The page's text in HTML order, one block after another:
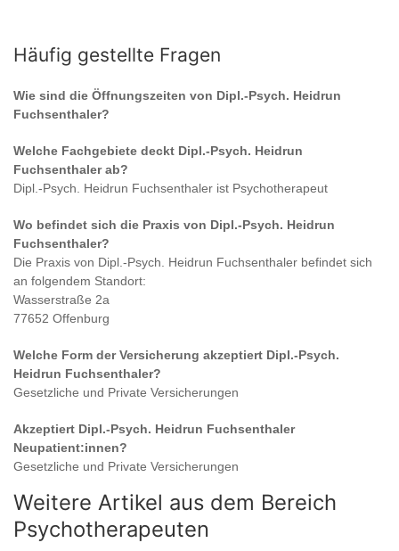
Häufig gestellte Fragen
Wie sind die Öffnungszeiten von Dipl.-Psych. Heidrun
Fuchsenthaler?
Welche Fachgebiete deckt Dipl.-Psych. Heidrun
Fuchsenthalerab?
Dipl.-Psych. Heidrun Fuchsenthaler ist Psychotherapeut
Wo befindet sich die Praxis von Dipl.-Psych. Heidrun
Fuchsenthaler?
Die Praxis von Dipl.-Psych. Heidrun Fuchsenthaler befindet sich
an folgendem Standort:
Wasserstraße 2a
77652 Offenburg
Welche Form der Versicherung akzeptiert Dipl.-Psych.
Heidrun Fuchsenthaler?
Gesetzliche und Private Versicherungen
Akzeptiert Dipl.-Psych. Heidrun Fuchsenthaler
Neupatient:innen?
Gesetzliche und Private Versicherungen
Weitere Artikel aus dem Bereich
Psychotherapeuten